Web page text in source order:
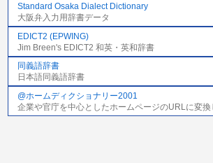
Standard Osaka Dialect Dictionary
大阪弁入力用辞書データ
EDICT2 (EPWING)
Jim Breen's EDICT2 和英・英和辞書
同義語辞書
日本語同義語辞書
@ホームディクショナリー2001
企業や官庁を中心としたホームページのURLに変